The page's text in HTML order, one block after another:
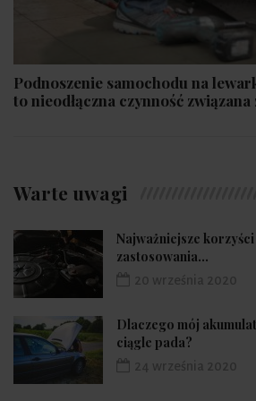
Podnoszenie samochodu na
to nieodłączna czynność
Warte uwagi
Najważniejsze korzyści
zastosowania...
Dlaczego mój
ciągle pada?